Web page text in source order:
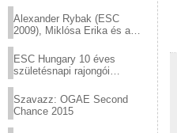
Alexander Rybak (ESC
2009), Miklósa Erika és a
sztárjai a Margitszigeten
ESC Hungary 10 éves
születésnapi rajongói
Szavazz: OGAE Second
Chance 2015